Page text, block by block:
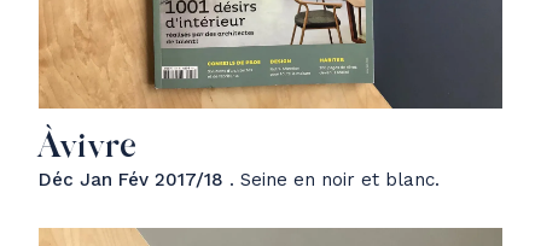
Àvivre
Déc Jan Fév 2017/18 . Seine en noir et blanc.